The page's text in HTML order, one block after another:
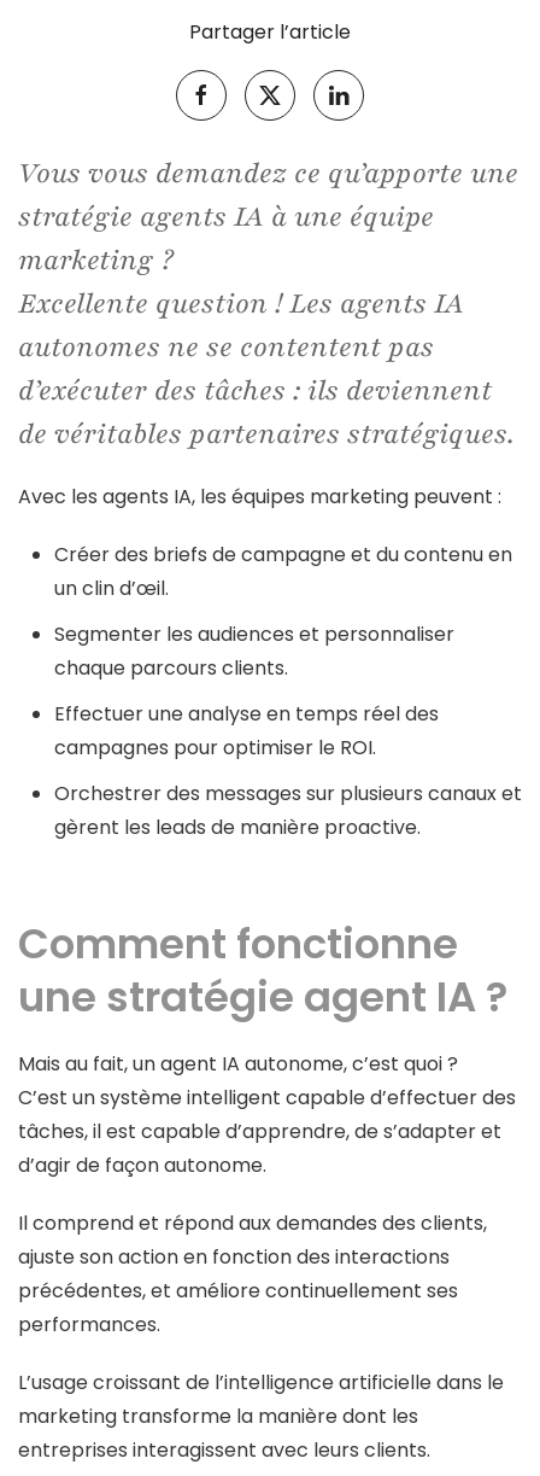
Partager l’article
Vous vous demandez ce qu’apporte une
stratégie agents IA à une équipe
marketing ?
Excellente question ! Les agents IA
autonomes ne se contentent pas
d’exécuter des tâches : ils deviennent
de véritables partenaires stratégiques.
Avec les agents IA, les équipes marketing peuvent :
Créer des briefs de campagne et du contenu en
un clin d’œil.
Segmenter les audiences et personnaliser
chaque parcours clients.
Effectuer une analyse en temps réel des
campagnes pour optimiser le ROI.
Orchestrer des messages sur plusieurs canaux et
gèrent les leads de manière proactive.
Comment fonctionne
une stratégie agent IA ?
Mais au fait, un agent IA autonome, c’est quoi ?
C’est un système intelligent capable d’effectuer des
tâches, il est capable d’apprendre, de s’adapter et
d’agir de façon autonome.
Il comprend et répond aux demandes des clients,
ajuste son action en fonction des interactions
précédentes, et améliore continuellement ses
performances.
L’usage croissant de l’intelligence artificielle dans le
marketing transforme la manière dont les
entreprises interagissent avec leurs clients.